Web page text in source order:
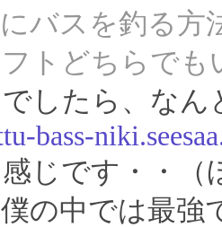
にバスを釣る
フトどちらでも
したら、なん
bass-
じです・・
の中では最強